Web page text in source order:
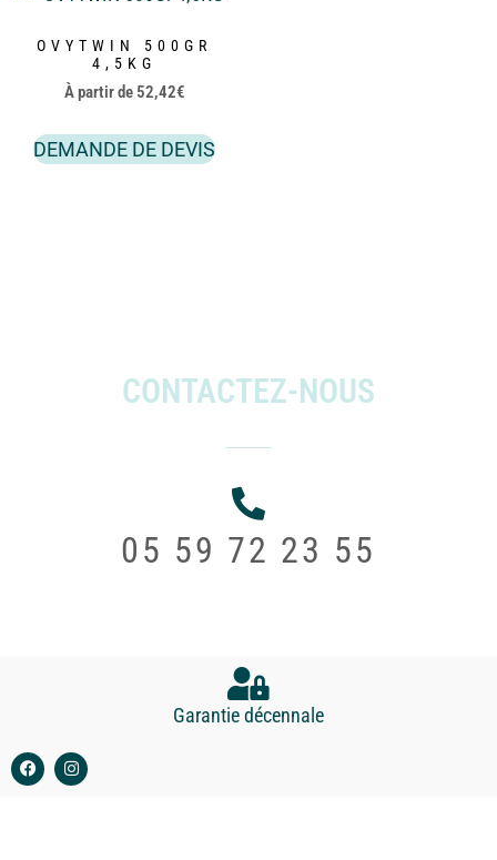
OVYTWIN 500GR
4,5KG
À partir de 52,42€
DEMANDE DE DEVIS
CONTACTEZ-NOUS
05 59 72 23 55
Garantie décennale